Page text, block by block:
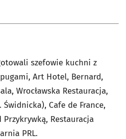
szefowie kuchni z
Art Hotel, Bernard,
Wrocławska Restauracja,
Cafe de France,
Restauracja
PRL.